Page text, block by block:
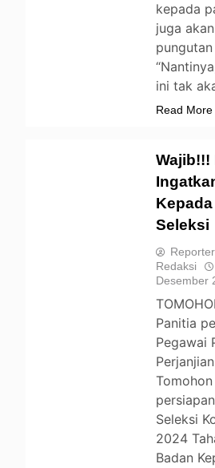
kepada
juga
ini tak
Read More
Seleksi
Redaksi
Desember
Panitia
Pegawai
Seleksi
2024
Badan